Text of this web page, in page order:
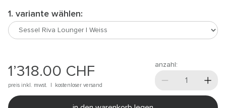
1. variante wählen:
1’318.00 CHF
preis inkl. mwst. | kostenloser versand
anzahl: